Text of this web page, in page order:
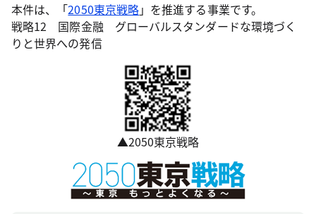
本件は、「2050東京戦略」を推進する事業です。
戦略12 国際金融 グローバルスタンダードな環境づく
りと世界への発信
▲2050東京戦略